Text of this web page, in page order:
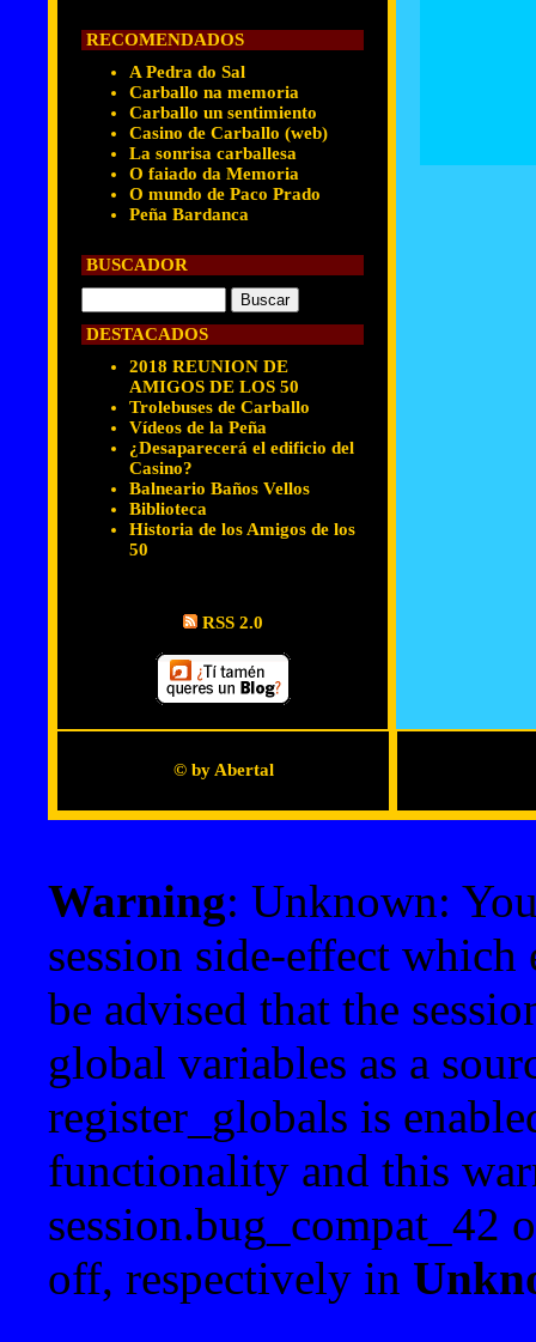
RECOMENDADOS
A Pedra do Sal
Carballo na memoria
Carballo un sentimiento
Casino de Carballo (web)
La sonrisa carballesa
O faiado da Memoria
O mundo de Paco Prado
Peña Bardanca
BUSCADOR
DESTACADOS
2018 REUNION DE
AMIGOS DE LOS 50
Trolebuses de Carballo
Vídeos de la Peña
¿Desaparecerá el edificio del
Casino?
Balneario Baños Vellos
Biblioteca
Historia de los Amigos de los
50
RSS 2.0
© by Abertal
Warning: Unknown:
session side-effect
be advised that the
global variables as a
register_globals is
functionality and this
session.bug_compat_42
off, respectively in